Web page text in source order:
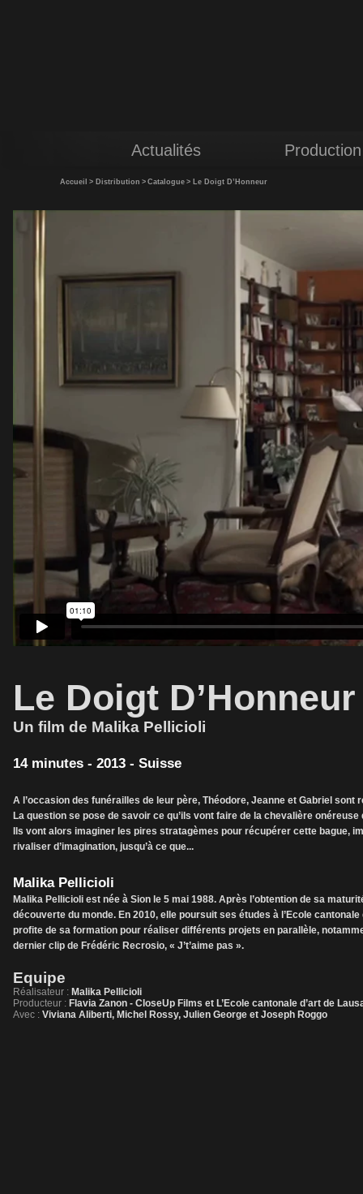
Actualités Production
Accueil > Distribution > Catalogue > Le Doigt D’Honneur
Le Doigt D’Honneur
Un film de Malika Pellicioli
14 minutes - 2013 - Suisse
A l’occasion des funérailles de leur père, Théodore, Jeanne et Gabriel sont
La question se pose de savoir ce qu’ils vont faire de la chevalière onéreuse
Ils vont alors imaginer les pires stratagèmes pour récupérer cette bague,
rivaliser d’imagination, jusqu’à ce que...
Malika Pellicioli
Malika Pellicioli est née à Sion le 5 mai 1988. Après l’obtention de sa
découverte du monde. En 2010, elle poursuit ses études à l’Ecole
profite de sa formation pour réaliser différents projets en parallèle,
dernier clip de Frédéric Recrosio, « J’t’aime pas ».
Equipe
Réalisateur : Malika Pellicioli
Producteur : Flavia Zanon - CloseUp Films et L’Ecole cantonale d’art de
Avec : Viviana Aliberti, Michel Rossy, Julien George et Joseph Roggo